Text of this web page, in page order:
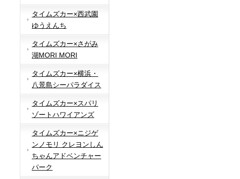
タイムズカー×西武園
ゆうえんち
タイムズカー×さがみ
湖MORI MORI
タイムズカー×横浜・
八景島シーパラダイス
タイムズカー×スパリ
ゾートハワイアンズ
タイムズカー×ニジゲ
ンノモリ クレヨンしん
ちゃんアドベンチャー
パーク